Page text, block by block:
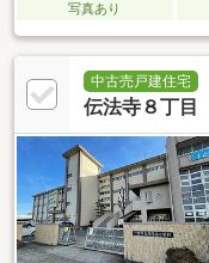
写真あり
中古売戸建住宅
伝法寺８丁目